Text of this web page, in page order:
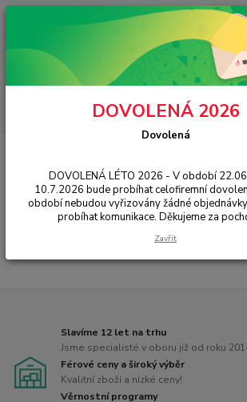
Chat / Online podpora - 24/7
Multimediální centra
Slavíme 12 let na trhu
Jsme specialisté v oboru již od roku
Férové ceny a široký výběr
Kvalitní zboží a nízké ceny!
Věrnostní programy
DOVOLENÁ 2026
Dovolená
DOVOLENÁ LÉTO 2026 - V období
10.7.2026 bude probíhat celofiremní
období nebudou vyřizovány žádné
probíhat komunikace. Děkujeme za
Zavřít